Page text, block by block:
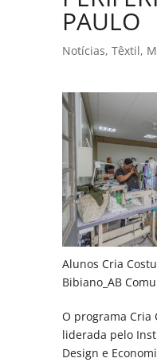
PAULO
Notícias,Têxtil,
Alunos Cria
Bibiano_AB
O programa Cria
liderada pelo
Design e